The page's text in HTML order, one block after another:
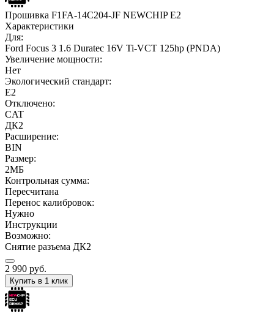
Прошивка F1FA-14C204-JF NEWCHIP E2
Характеристики
Для:
Ford Focus 3 1.6 Duratec 16V Ti-VCT 125hp (PNDA)
Увеличение мощности:
Нет
Экологический стандарт:
E2
Отключено:
CAT
ДК2
Расширение:
BIN
Размер:
2МБ
Контрольная сумма:
Пересчитана
Перенос калибровок:
Нужно
Инструкции
Возможно:
Снятие разъема ДК2
2 990 руб.
Купить в 1 клик